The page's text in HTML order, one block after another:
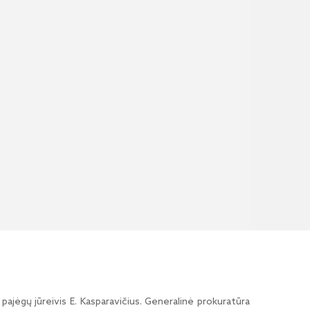
jūreivis E. Kasparavičius. Generalinė prokuratūra